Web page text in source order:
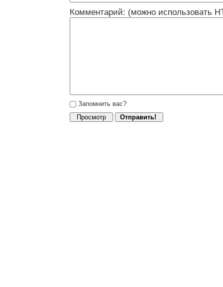
Комментарий: (можно использовать
Запомнить вас?